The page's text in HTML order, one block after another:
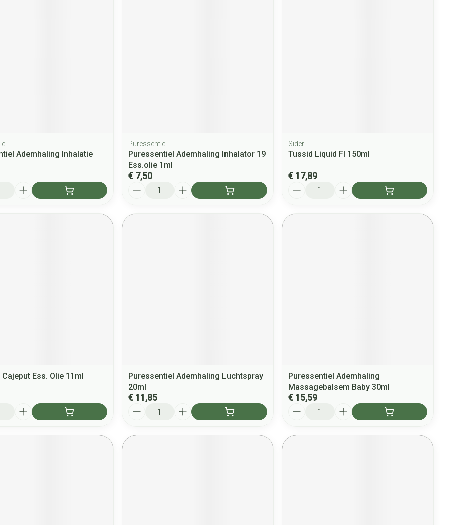
Ademhaling Inhalatie
Puressentiel
Puressentiel Ademhaling Inhalator 19
Ess.olie 1ml
€ 7,50
Sideri
Tussid Liquid Fl 150ml
€ 17,89
Ess. Olie 11ml
Puressentiel Ademhaling Luchtspray
20ml
€ 11,85
Puressentiel Ademhaling
Massagebalsem Baby 30ml
€ 15,59